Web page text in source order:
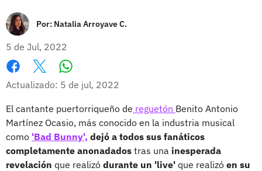
Por: Natalia Arroyave C.
5 de Jul, 2022
Facebook
X
Actualizado: 5 de jul, 2022
El cantante puertorriqueño de reguetón Benito Antonio
Martínez Ocasio, más conocido en la industria musical
como 'Bad Bunny', dejó a todos sus fanáticos
completamente anonadados tras una inesperada
revelación que realizó durante un 'live' que realizó en su